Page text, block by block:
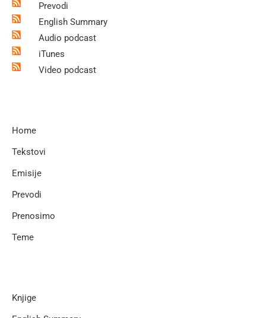
Prevodi
English Summary
Audio podcast
iTunes
Video podcast
Home
Tekstovi
Emisije
Prevodi
Prenosimo
Teme
Knjige